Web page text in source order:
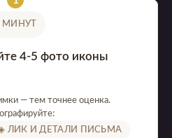
МИНУТ
4-5 фото иконы
— тем точнее оценка.
ЛИК И ДЕТАЛИ ПИСЬМА